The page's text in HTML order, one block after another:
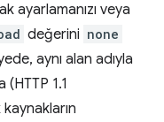
ayarlamanızı veya
değerini none
aynı alan adıyla
(HTTP 1.1